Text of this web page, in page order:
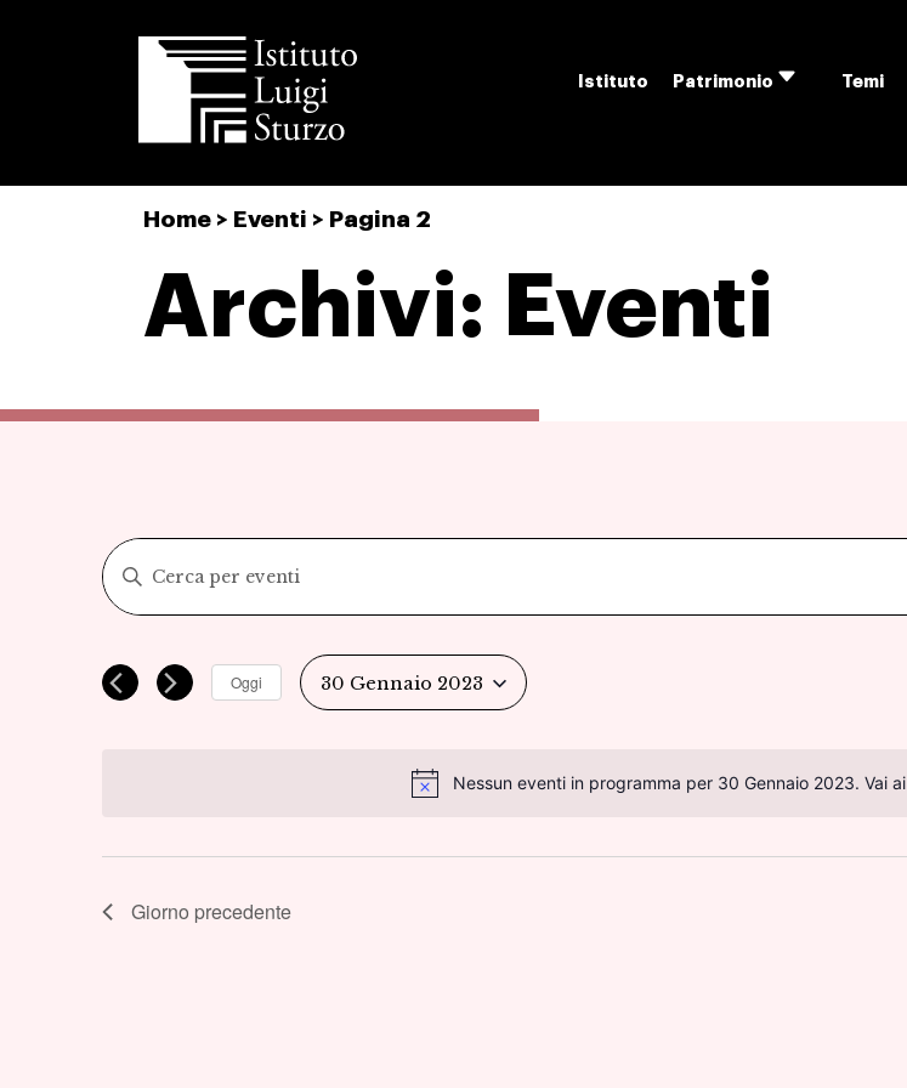
Istituto
Luigi
Istituto Patrimonio Temi
Home > Eventi > Pagina 2
Archivi: Eventi
Nessun eventi in programma per 30 Gennaio 2023. Vai ai
Eventi
Ricerca
e
Inserisci
Parola
Cerca
Eventi
Oggi 30 Gennaio 2023
Giorno precedente